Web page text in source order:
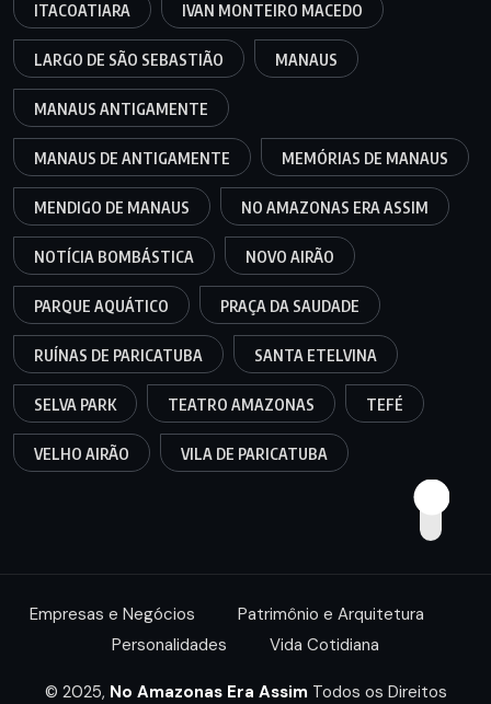
ITACOATIARA IVAN MONTEIRO MACEDO
LARGO DE SÃO SEBASTIÃO MANAUS
MANAUS ANTIGAMENTE
MANAUS DE ANTIGAMENTE MEMÓRIAS DE MANAUS
MENDIGO DE MANAUS NO AMAZONAS ERA ASSIM
NOTÍCIA BOMBÁSTICA NOVO AIRÃO
PARQUE AQUÁTICO PRAÇA DA SAUDADE
RUÍNAS DE PARICATUBA SANTA ETELVINA
SELVA PARK TEATRO AMAZONAS TEFÉ
VELHO AIRÃO VILA DE PARICATUBA
Empresas e Negócios
Patrimônio e Arquitetura
Personalidades
Vida Cotidiana
© 2025, No Amazonas Era Assim Todos os Direitos